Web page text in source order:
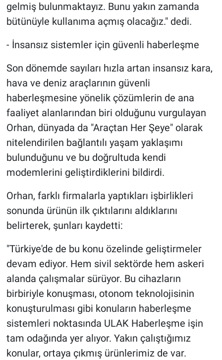
gelmiş bulunmaktayız. Bunu yakın zamanda
bütünüyle kullanıma açmış olacağız." dedi.
- İnsansız sistemler için güvenli haberleşme
Son dönemde sayıları hızla artan insansız kara,
hava ve deniz araçlarının güvenli
haberleşmesine yönelik çözümlerin de ana
faaliyet alanlarından biri olduğunu vurgulayan
Orhan, dünyada da "Araçtan Her Şeye" olarak
nitelendirilen bağlantılı yaşam yaklaşımı
bulunduğunu ve bu doğrultuda kendi
modemlerini geliştirdiklerini bildirdi.
Orhan, farklı firmalarla yaptıkları işbirlikleri
sonunda ürünün ilk çıktılarını aldıklarını
belirterek, şunları kaydetti:
"Türkiye'de de bu konu özelinde geliştirmeler
devam ediyor. Hem sivil sektörde hem askeri
alanda çalışmalar sürüyor. Bu cihazların
birbiriyle konuşması, otonom teknolojisinin
konuşturulması gibi konuların haberleşme
sistemleri noktasında ULAK Haberleşme işin
tam odağında yer alıyor. Yakın çalıştığımız
konular, ortaya çıkmış ürünlerimiz de var.